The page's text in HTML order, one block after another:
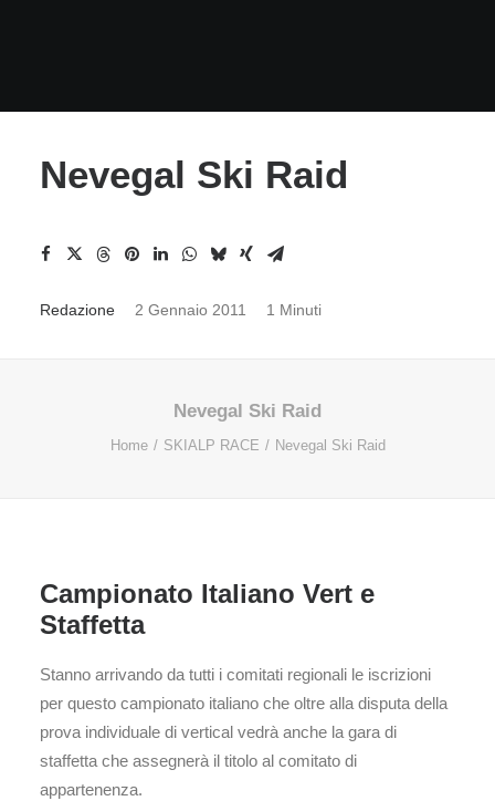
Nevegal Ski Raid
Redazione 2 Gennaio 2011 1 Minuti
Nevegal Ski Raid
Home SKIALP RACE Nevegal Ski Raid
Campionato Italiano Vert e
Staffetta
Stanno arrivando da tutti i comitati regionali le iscrizioni
per questo campionato italiano che oltre alla disputa della
prova individuale di vertical vedrà anche la gara di
staffetta che assegnerà il titolo al comitato di
appartenenza.